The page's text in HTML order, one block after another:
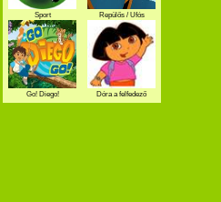
Sport Repülős / Ufós
Go! Diego! Dóra a felfedező